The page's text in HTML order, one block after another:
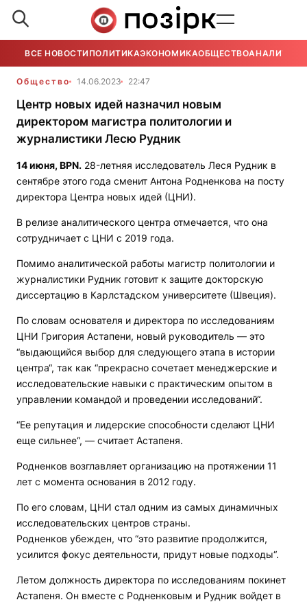
ВСЕ НОВОСТИ ПОЛИТИКАЭКОНОМИКАОБЩЕСТВОАНАЛИТИКА
Общество 14.06.2023 22:47
Центр новых идей назначил новым
директором магистра политологии и
журналистики Лесю Рудник
14 июня, BPN. 28-летняя исследователь Леся Рудник в
сентябре этого года сменит Антона Родненкова на посту
директора Центра новых идей (ЦНИ).
В релизе аналитического центра отмечается, что она
сотрудничает с ЦНИ с 2019 года.
Помимо аналитической работы магистр политологии и
журналистики Рудник готовит к защите докторскую
диссертацию в Карлстадском университете (Швеция).
По словам основателя и директора по исследованиям
ЦНИ Григория Астапени, новый руководитель — это
“выдающийся выбор для следующего этапа в истории
центра“, так как “прекрасно сочетает менеджерские и
исследовательские навыки с практическим опытом в
управлении командой и проведении исследований“.
“Ее репутация и лидерские способности сделают ЦНИ
еще сильнее“, — считает Астапеня.
Родненков возглавляет организацию на протяжении 11
лет с момента основания в 2012 году.
По его словам, ЦНИ стал одним из самых динамичных
исследовательских центров страны.
Родненков убежден, что “это развитие продолжится,
усилится фокус деятельности, придут новые подходы“.
Летом должность директора по исследованиям покинет
Астапеня. Он вместе с Родненковым и Рудник войдет в